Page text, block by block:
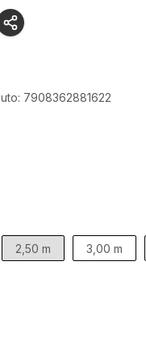
7908362881622
2,50 m 3,00 m